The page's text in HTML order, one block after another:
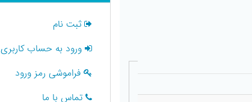
ثبت نام
ورود به حساب کاربری
فراموشی رمز ورود
تماس با ما